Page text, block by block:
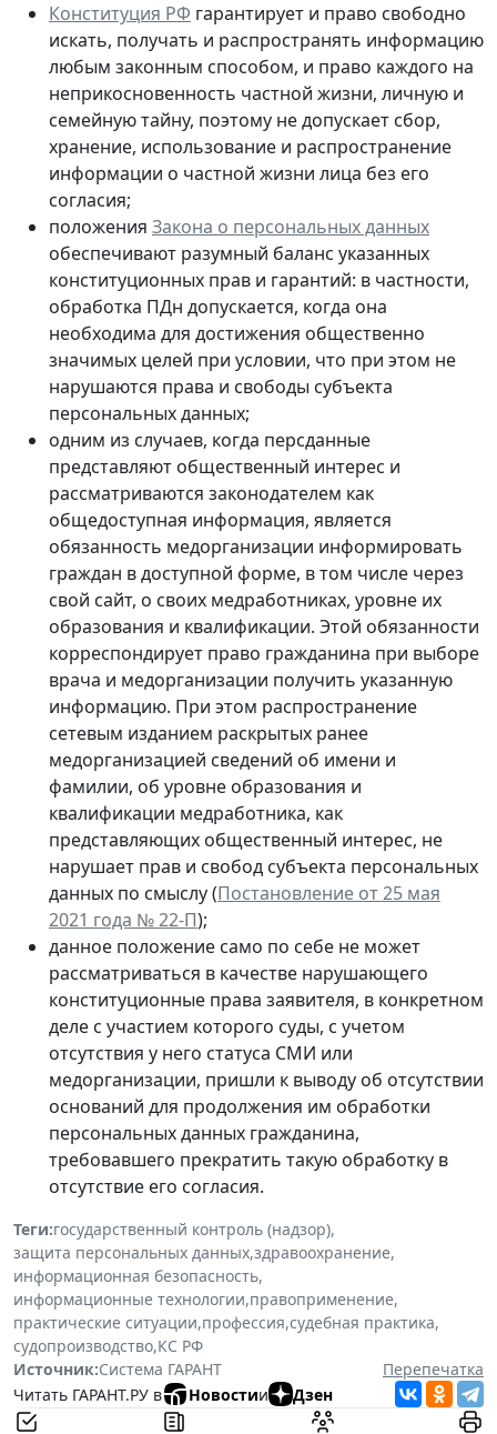
Конституция РФ гарантирует и право свободно
искать, получать и распространять информацию
любым законным способом, и право каждого на
неприкосновенность частной жизни, личную и
семейную тайну, поэтому не допускает сбор,
хранение, использование и распространение
информации о частной жизни лица без его
согласия;
положения Закона о персональных данных
обеспечивают разумный баланс указанных
конституционных прав и гарантий: в частности,
обработка ПДн допускается, когда она
необходима для достижения общественно
значимых целей при условии, что при этом не
нарушаются права и свободы субъекта
персональных данных;
одним из случаев, когда персданные
представляют общественный интерес и
рассматриваются законодателем как
общедоступная информация, является
обязанность медорганизации информировать
граждан в доступной форме, в том числе через
свой сайт, о своих медработниках, уровне их
образования и квалификации. Этой обязанности
корреспондирует право гражданина при выборе
врача и медорганизации получить указанную
информацию. При этом распространение
сетевым изданием раскрытых ранее
медорганизацией сведений об имени и
фамилии, об уровне образования и
квалификации медработника, как
представляющих общественный интерес, не
нарушает прав и свобод субъекта персональных
данных по смыслу (Постановление от 25 мая
2021 года № 22-П);
данное положение само по себе не может
рассматриваться в качестве нарушающего
конституционные права заявителя, в конкретном
деле с участием которого суды, с учетом
отсутствия у него статуса СМИ или
медорганизации, пришли к выводу об отсутствии
оснований для продолжения им обработки
персональных данных гражданина,
требовавшего прекратить такую обработку в
отсутствие его согласия.
Теги:государственный контроль (надзор),
защита персональных данных,здравоохранение,
информационная безопасность,
информационные технологии,правоприменение,
практические ситуации,профессия,судебная практика,
судопроизводство,КС РФ
Источник:Система ГАРАНТ
Перепечатка
Читать ГАРАНТ.РУ в
Новостии Дзен